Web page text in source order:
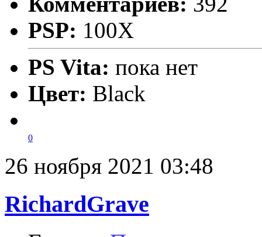
PSP: 100X
PS Vita: пока нет
Цвет: Black
0
26 ноября 2021 03:48
RichardGrave